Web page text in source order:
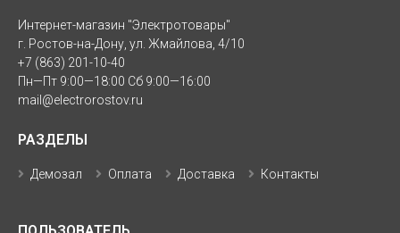
Интернет-магазин "Электротовары"
г. Ростов-на-Дону, ул. Жмайлова, 4/10
+7 (863) 201-10-40
Пн—Пт 9:00—18:00 Сб 9:00—16:00
mail@electrorostov.ru
РАЗДЕЛЫ
Демозал Оплата Доставка Контакты